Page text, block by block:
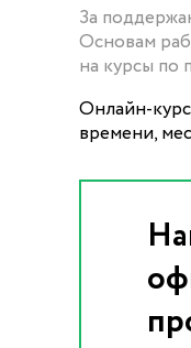
За
Основам
на курсы по
Онлайн-
времени,